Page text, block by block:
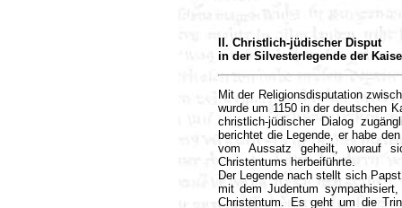
II. Christlich-jüdischer Disput
in der Silvesterlegende der
Mit der Religionsdisputation
wurde um 1150 in der deutschen
christlich-jüdischer Dialog
berichtet die Legende, er habe
vom Aussatz geheilt, worauf
Christentums herbeiführte.
Der Legende nach stellt sich
mit dem Judentum
Christentum. Es geht um die